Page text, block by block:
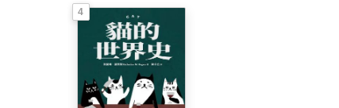
與誤解
4